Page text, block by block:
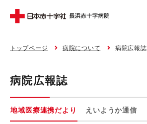
トップページ 病院について 病院広報誌
病院広報誌
地域医療連携だより えいようか通信